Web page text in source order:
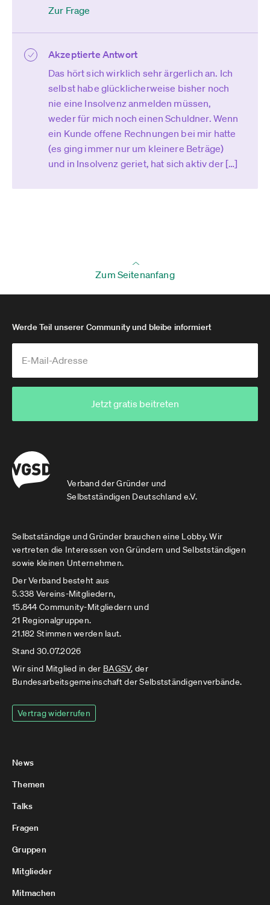
Zur Frage
Akzeptierte Antwort
Das hört sich wirklich sehr ärgerlich an. Ich
selbst habe glücklicherweise bisher noch
nie eine Insolvenz anmelden müssen,
weder für mich noch einen Schuldner. Wenn
ein Kunde offene Rechnungen bei mir hatte
(es ging immer nur um kleinere Beträge)
und in Insolvenz geriet, hat sich aktiv der […]
Zum Seitenanfang
Verband der Gründer und
Selbstständigen Deutschland e.V.
Werde Teil unserer Community und bleibe informiert
Jetzt gratis beitreten
Selbstständige und Gründer brauchen eine Lobby. Wir
vertreten die Interessen von Gründern und Selbstständigen
sowie kleinen Unternehmen.
Der Verband besteht aus
5.338 Vereins-Mitgliedern,
15.844 Community-Mitgliedern und
21 Regionalgruppen.
21.182 Stimmen werden laut.
Stand 30.07.2026
Wir sind Mitglied in der BAGSV, der
Bundesarbeitsgemeinschaft der Selbstständigenverbände.
Vertrag widerrufen
News
Themen
Talks
Fragen
Gruppen
Mitglieder
Mitmachen